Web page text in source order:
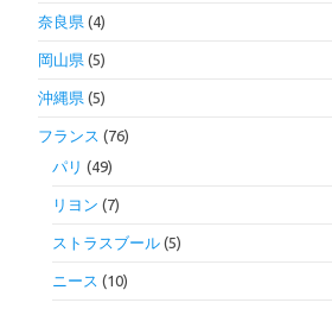
奈良県 (4)
岡山県 (5)
沖縄県 (5)
フランス (76)
パリ (49)
リヨン (7)
ストラスブール (5)
ニース (10)